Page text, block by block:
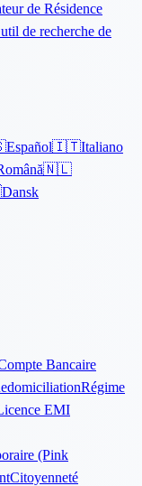
de Résidence
de recherche de
Español🇮🇹Italiano
🇳🇱
Dansk
Bancaire
Régime
EMI
(Pink
Citoyenneté